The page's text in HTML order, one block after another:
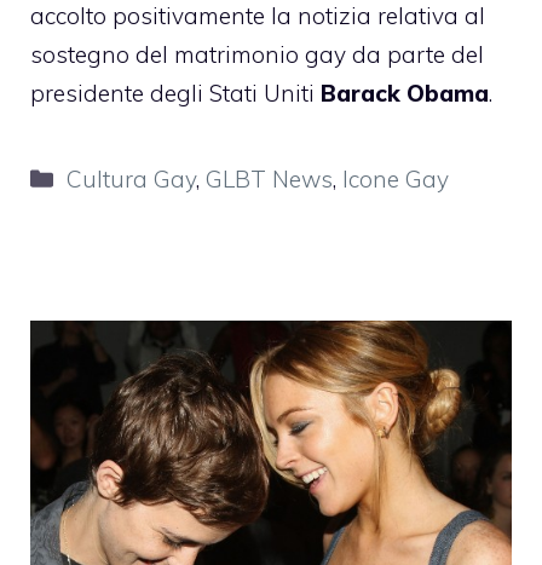
accolto positivamente la notizia relativa al
sostegno del matrimonio gay da parte del
presidente degli Stati Uniti Barack Obama.
Categorie
Cultura Gay, GLBT News, Icone Gay